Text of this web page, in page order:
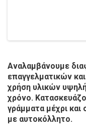
Αναλαμβάνουμε
επαγγελματικών
χρήση υλικών
χρόνο.
γράμματα μέχρι
με αυτοκόλλητο.